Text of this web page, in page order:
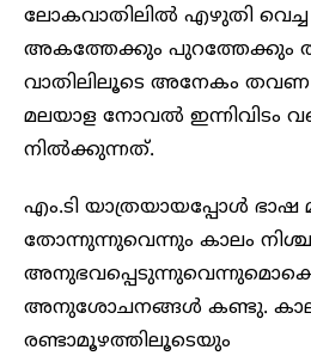
ലോകവാതിലിൽ എഴുതി
അകത്തേക്കും പുറത്തേക്കും
വാതിലിലൂടെ അനേകം തവണ
മലയാള നോവൽ ഇന്നിവിടം
നിൽക്കുന്നത്.
എം.ടി യാത്രയായപ്പോൾ ഭാഷ
തോന്നുന്നുവെന്നും കാലം
അനുശോചനങ്ങൾ കണ്ടു.
രണ്ടാമൂഴത്തിലൂടെയും